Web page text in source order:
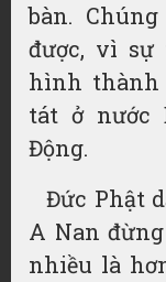
bàn.
được, vì sự
hình thành
tát ở nước
Động.
Đức Phật
A Nan
nhiều là